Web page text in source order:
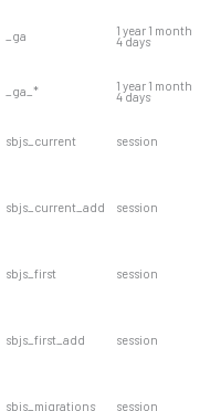
_ga 1 year 1 month
4 days
_ga_*
1 year 1 month
4 days
sbjs_current session
sbjs_current_add session
sbjs_first session
sbjs_first_add session
sbjs_migrations session